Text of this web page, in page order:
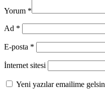
Yorum *
Ad *
E-posta *
İnternet sitesi
Yeni yazılar emailime gelsin